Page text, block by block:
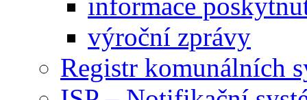
výroční zprávy
Registr komunálních